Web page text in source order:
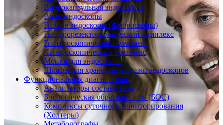
Видеокапсульная эндоскопия
Видеоэндоскопы
Гибкие эндоскопы (Фиброcкопы)
Гистерорезектоскопический комплекс
Гистероскопический комплекс
Лапароскопический комплекс
Мойки для эндоскопов
Шкафы для хранения и сушки эндоскопов
Функциональная диагностика
Анализаторы состава тела
Биологическая обратная связь (БОС)
Комплексы суточного мониторирования
(Холтеры)